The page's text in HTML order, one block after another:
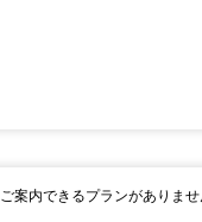
ご案内できるプランがありま